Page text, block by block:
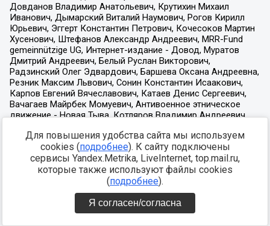
Для повышения удобства сайта мы используем
cookies (подробнее). К сайту подключены
сервисы Yandex.Metrika, LiveInternet, top.mail.ru,
которые также используют файлы cookies
(подробнее).
Я согласен/согласна